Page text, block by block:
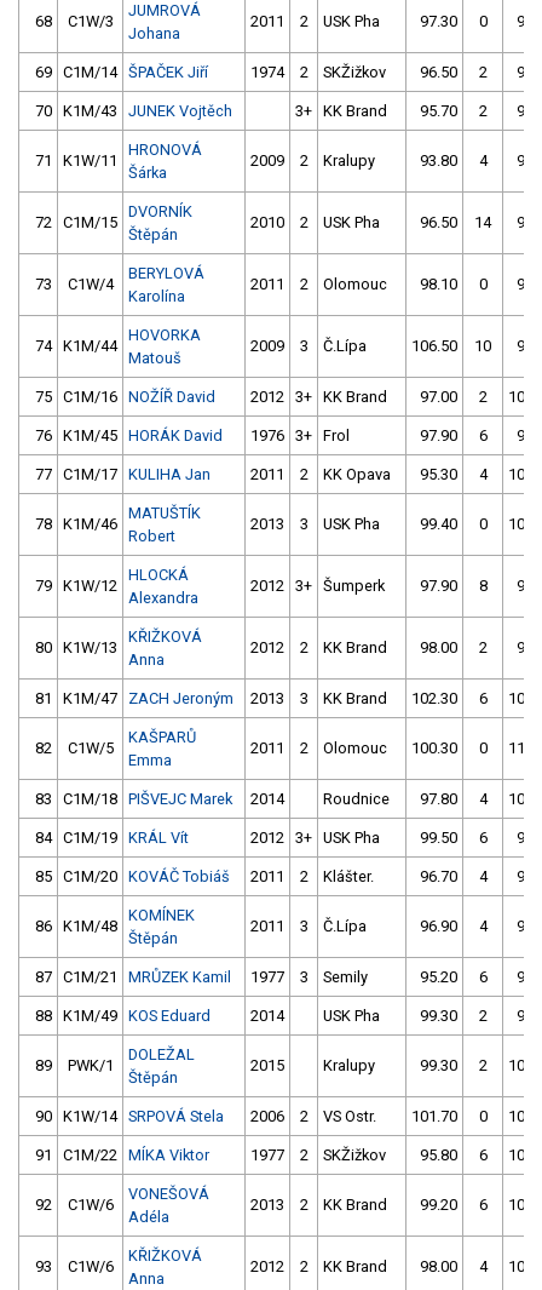
68 C1W/3
JUMROVÁ
Johana
2011 2 USK Pha 97.30 0
69 C1M/14 ŠPAČEK Jiří 1974 2 SKŽižkov 96.50 2
70 K1M/43 JUNEK Vojtěch 3+ KK Brand 95.70 2
71 K1W/11
HRONOVÁ
Šárka
2009 2 Kralupy 93.80 4
72 C1M/15
DVORNÍK
Štěpán
2010 2 USK Pha 96.50 14
73 C1W/4
BERYLOVÁ
Karolína
2011 2 Olomouc 98.10 0
74 K1M/44
HOVORKA
Matouš
2009 3 Č.Lípa 106.50 10
75 C1M/16 NOŽÍŘ David 2012 3+ KK Brand 97.00 2
76 K1M/45 HORÁK David 1976 3+ Frol 97.90 6
77 C1M/17 KULIHA Jan 2011 2 KK Opava 95.30 4
78 K1M/46
MATUŠTÍK
Robert
2013 3 USK Pha 99.40 0
79 K1W/12
HLOCKÁ
Alexandra
2012 3+ Šumperk 97.90 8
80 K1W/13
KŘIŽKOVÁ
Anna
2012 2 KK Brand 98.00 2
81 K1M/47 ZACH Jeroným 2013 3 KK Brand 102.30 6
82 C1W/5
KAŠPARŮ
Emma
2011 2 Olomouc 100.30 0
83 C1M/18 PIŠVEJC Marek 2014 Roudnice 97.80 4
84 C1M/19 KRÁL Vít 2012 3+ USK Pha 99.50 6
85 C1M/20 KOVÁČ Tobiáš 2011 2 Klášter. 96.70 4
86 K1M/48
KOMÍNEK
Štěpán
2011 3 Č.Lípa 96.90 4
87 C1M/21 MRŮZEK Kamil 1977 3 Semily 95.20 6
88 K1M/49 KOS Eduard 2014 USK Pha 99.30 2
89 PWK/1
DOLEŽAL
Štěpán
2015 Kralupy 99.30 2
90 K1W/14 SRPOVÁ Stela 2006 2 VS Ostr. 101.70 0
91 C1M/22 MÍKA Viktor 1977 2 SKŽižkov 95.80 6
92 C1W/6
VONEŠOVÁ
Adéla
2013 2 KK Brand 99.20 6
93 C1W/6
KŘIŽKOVÁ
Anna
2012 2 KK Brand 98.00 4